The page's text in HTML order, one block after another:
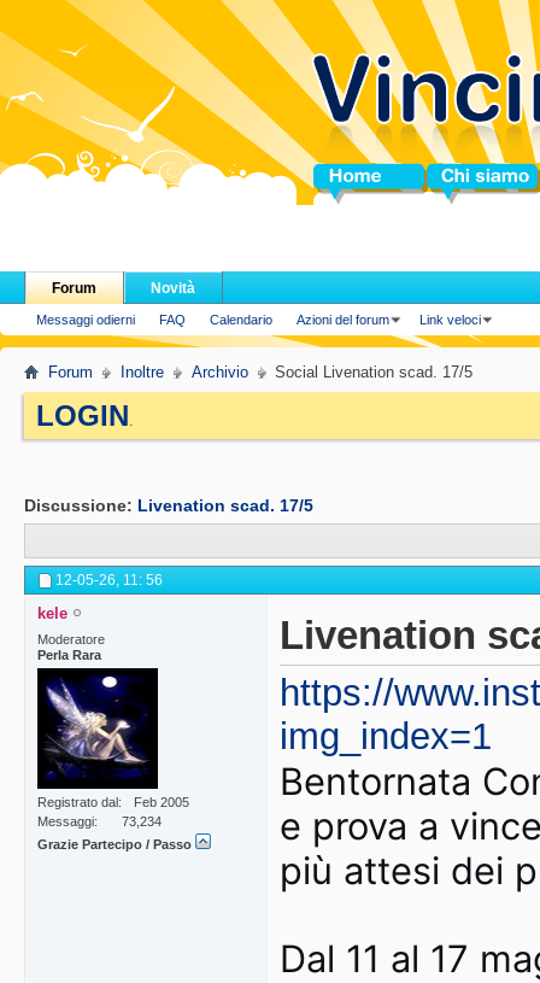
Home Chi siamo
Forum
Messaggi odierni FAQ Calendario Azioni del forum Link veloci
Novità
Forum Inoltre Archivio Social Livenation scad. 17/5
LOGIN.
Discussione: Livenation scad. 17/5
12-05-26, 11: 56
kele
Moderatore
Perla Rara
Registrato dal
Feb 2005
Messaggi
73,234
Grazie Partecipo / Passo
Livenation
https://
img_index=1
Bentornata
e prova a
più attesi dei
Dal 11 al 17